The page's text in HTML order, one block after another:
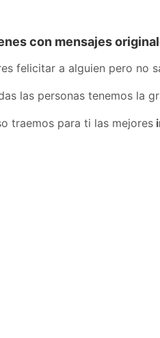
con mensajes
felicitar a alguien pero no
las personas tenemos la
traemos para ti las mejores